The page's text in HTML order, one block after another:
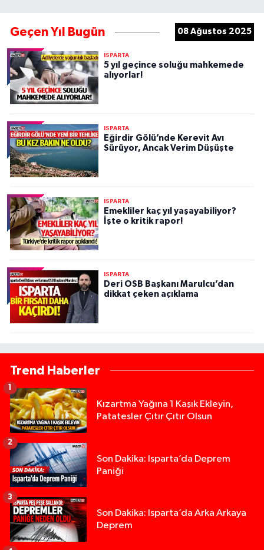
Geçen Yıl Bugün 08 Ağustos 2025
ISPARTA
5 yıl geçince soluğu mahkemede
alıyorlar!
ISPARTA
Eğirdir Gölü’nde Kerevit Avı
Sürüyor, Ancak Verim Düşüşte
ISPARTA
Emekliler kaç yıl yaşayabiliyor?
İşte o kritik rapor!
ISPARTA
Deri OSB Başkanı Marulcu’dan
dikkat çeken açıklama
Trend Haberler
Kızartma Yağına 1 Kaşık Ekleyin,
Patatesler Çıtır Çıtır Olsun
1
Son Dakika: Isparta’da Deprem
Paniği
2
Son Dakika: Isparta’da Arka Arkaya
Deprem
3